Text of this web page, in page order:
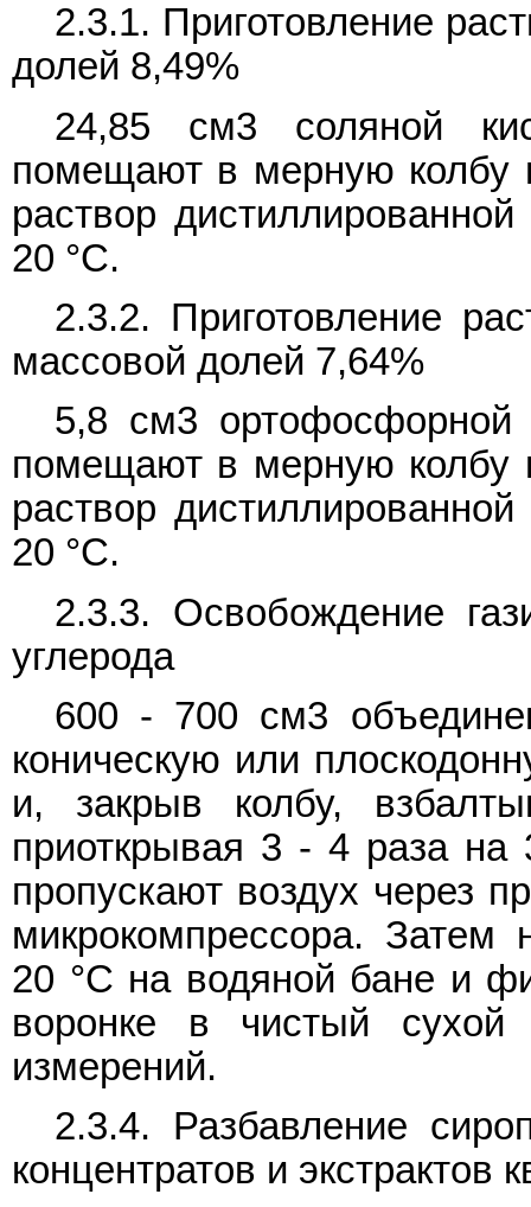
2.3.1. Приготовление
долей 8,49%
24,85 см3 соляной
помещают в мерную колбу
раствор
20 °C.
2.3.2. Приготовление
массовой долей 7,64%
5,8 см3 ортофосфорной
помещают в мерную колбу
раствор
20 °C.
2.3.3. Освобождение
углерода
600 - 700 см3
коническую или
и, закрыв колбу,
приоткрывая 3 - 4 раза
пропускают воздух через
микрокомпрессора. Затем
20 °C на водяной бане и
воронке в чистый сухой
измерений.
2.3.4. Разбавление
концентратов и экстрактов